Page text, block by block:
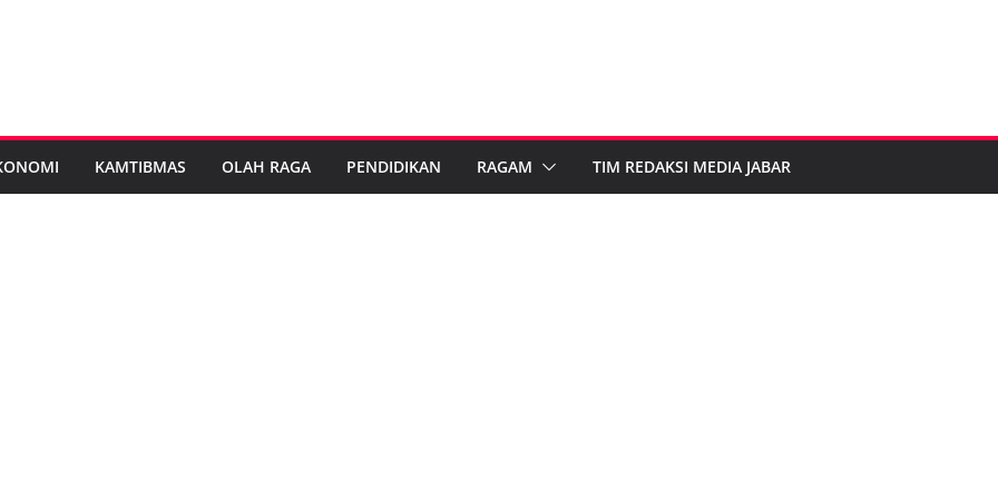
KAMTIBMAS OLAH RAGA PENDIDIKAN RAGAM TIM REDAKSI MEDIA JABAR